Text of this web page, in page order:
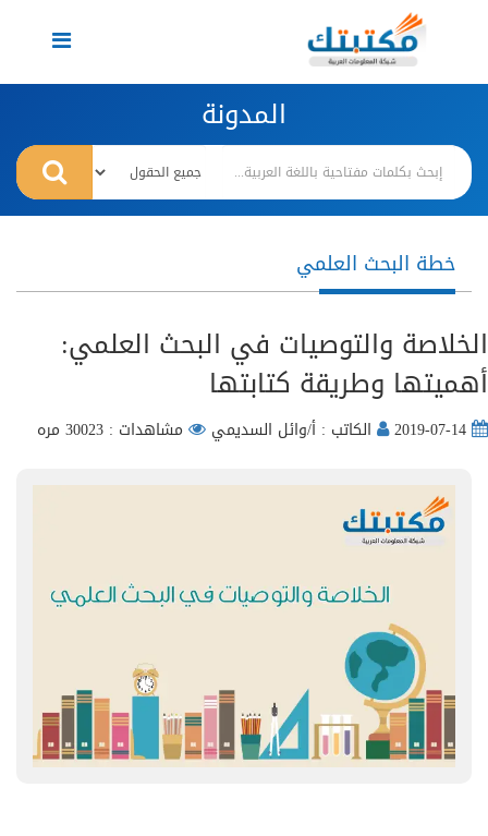
Toggle
navigation
المدونة
خطة البحث العلمي
الخلاصة والتوصيات في البحث العلمي:
أهميتها وطريقة كتابتها
الكاتب : أ/وائل السديمي مشاهدات : 30023 مره